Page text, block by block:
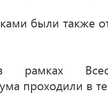
были также
рамках
проходили в